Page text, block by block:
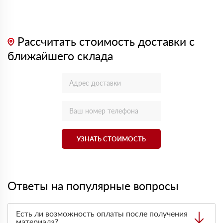
Рассчитать стоимость доставки с
ближайшего склада
УЗНАТЬ СТОИМОСТЬ
Ответы на популярные вопросы
Есть ли возможность оплаты после получения